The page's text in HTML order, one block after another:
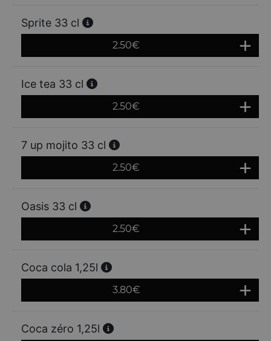
Sprite 33 cl
2.50€
Ice tea 33 cl
2.50€
7 up mojito 33 cl
2.50€
Oasis 33 cl
2.50€
Coca cola 1,25l
3.80€
Coca zéro 1,25l